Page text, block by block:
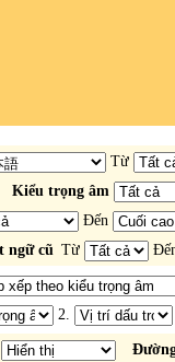
Từ
Kiểu trọng âm
Đến
ngữ cũ Từ
2.